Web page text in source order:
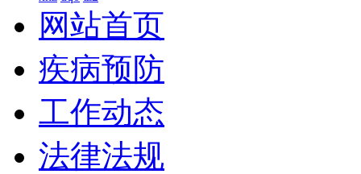
网站首页
疾病预防
工作动态
法律法规